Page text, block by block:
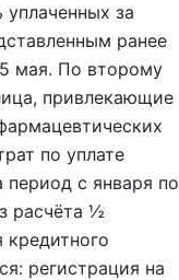
за
ранее
мая. По второму
привлекающие
по уплате
период с января по
расчёта ½
регистрация на